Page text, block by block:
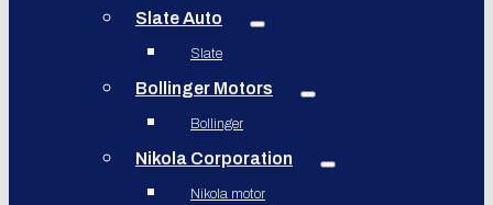
Slate Auto
Slate
Bollinger Motors
Bollinger
Nikola Corporation
Nikola motor